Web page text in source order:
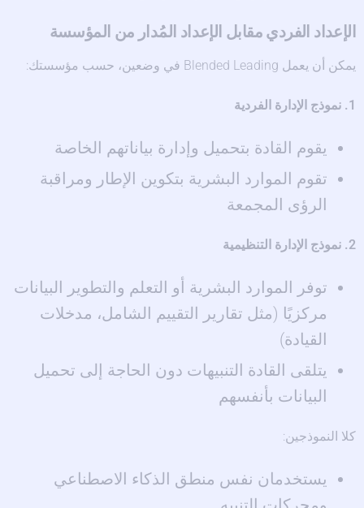
الإعداد الفردي مقابل الإعداد المُدار من المؤسسة
يمكن أن يعمل Blended Leading في وضعين، حسب مؤسستك:
1. نموذج الإدارة الفردية
يقوم القادة بتحميل وإدارة بياناتهم الخاصة
تقوم الموارد البشرية بتكوين الإطار ومراقبة
الرؤى المجمعة
2. نموذج الإدارة التنظيمية
توفر الموارد البشرية أو التعلم والتطوير البيانات
مركزيًا (مثل تقارير التقييم الشامل، مدخلات
القيادة)
يتلقى القادة التنبيهات دون الحاجة إلى تحميل
البيانات بأنفسهم
كلا النموذجين:
يستخدمان نفس منطق الذكاء الاصطناعي